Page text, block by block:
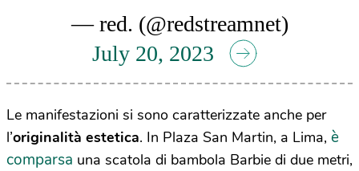
— red. (@redstreamnet)
July 20, 2023
Le manifestazioni si sono caratterizzate anche per
l’originalità estetica. In Plaza San Martin, a Lima, è
comparsa una scatola di bambola Barbie di due metri,